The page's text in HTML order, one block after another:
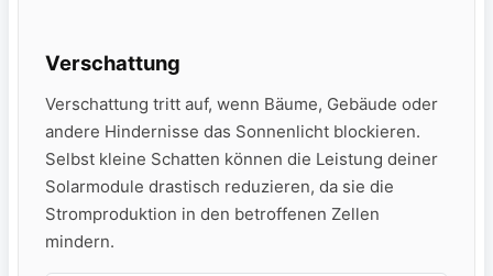
Verschattung
Verschattung‍ tritt auf,​ wenn Bäume,‍ Gebäude oder
andere Hindernisse das ​Sonnenlicht blockieren.
Selbst kleine Schatten können die Leistung deiner
Solarmodule drastisch reduzieren, da sie die
Stromproduktion ⁤in den betroffenen Zellen
mindern.